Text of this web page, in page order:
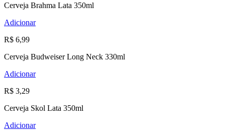
Cerveja Brahma Lata 350ml
Adicionar
R$ 6,99
Cerveja Budweiser Long Neck 330ml
Adicionar
R$ 3,29
Cerveja Skol Lata 350ml
Adicionar